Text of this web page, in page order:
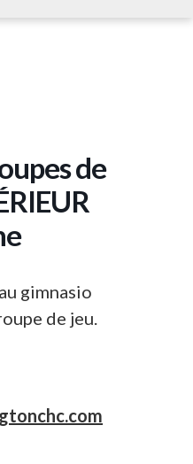
de
gimnasio
de jeu.